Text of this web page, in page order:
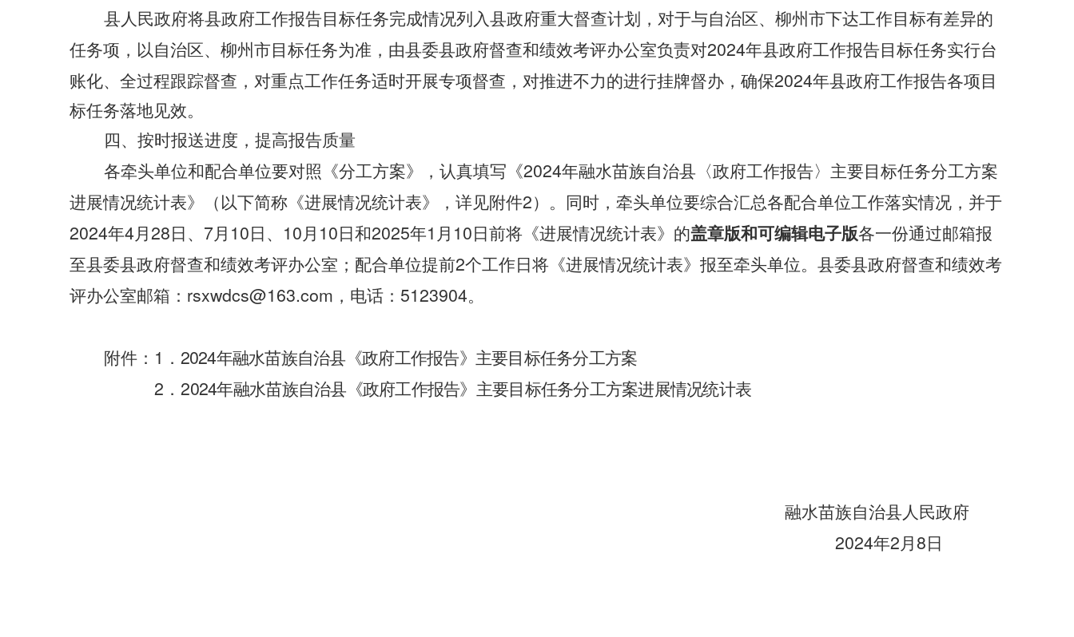
县人民政府将县政府工作报告目标任务完成情况列入县政府重大督查计划，对于与自治区、柳州市下达工作目标有差异的
任务项，以自治区、柳州市目标任务为准，由县委县政府督查和绩效考评办公室负责对2024年县政府工作报告目标任务实行台
账化、全过程跟踪督查，对重点工作任务适时开展专项督查，对推进不力的进行挂牌督办，确保2024年县政府工作报告各项目
标任务落地见效。
四、按时报送进度，提高报告质量
各牵头单位和配合单位要对照《分工方案》，认真填写《2024年融水苗族自治县〈政府工作报告〉主要目标任务分工方案
进展情况统计表》（以下简称《进展情况统计表》，详见附件2）。同时，牵头单位要综合汇总各配合单位工作落实情况，并于
2024年4月 28 日、 7月 10 日、 10月 10 日和2025年1 月 10 日前将《进展情况统计表》的盖章版和可编辑电子版各一份通过邮箱报
至县委县政府督查和绩效考评办公室；配合单位提前2个工作日将《进展情况统计表》报至牵头单位。县委县政府督查和绩效考
评办公室邮箱： rsxwdcs@163.com ，电话： 5123904。
附件： 1 ． 2024年融水苗族自治县《政府工作报告》主要目标任务分工方案
2 ．2024年融水苗族自治县《政府工作报告》主要目标任务分工方案进展情况统计表
融水苗族自治县人民政府
2024年2月 8 日